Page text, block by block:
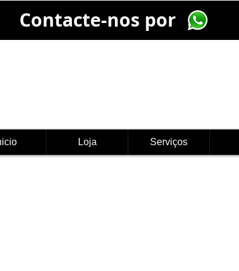
Contacte-nos por
Loja Serviços